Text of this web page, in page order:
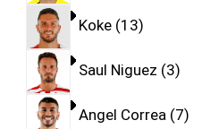
Koke 13
Saul Niguez 3
Angel Correa 7